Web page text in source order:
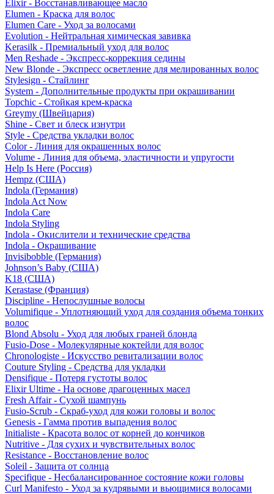
Elixir - Восстанавливающее масло
Elumen - Краска для волос
Elumen Care - Уход за волосами
Evolution - Нейтральная химическая завивка
Kerasilk - Премиальный уход для волос
Men Reshade - Экспресс-коррекция седины
New Blonde - Экспресс осветление для мелированных волос
Stylesign - Стайлинг
System - Дополнительные продукты при окрашивании
Topchic - Стойкая крем-краска
Greymy (Швейцария)
Shine - Свет и блеск изнутри
Style - Средства укладки волос
Color - Линия для окрашенных волос
Volume - Линия для объема, эластичности и упругости
Help Is Here (Россия)
Hempz (США)
Indola (Германия)
Indola Act Now
Indola Care
Indola Styling
Indola - Окислители и технические средства
Indola - Окрашивание
Invisibobble (Германия)
Johnson’s Baby (США)
K18 (США)
Kerastase (Франция)
Discipline - Непослушные волосы
Volumifique - Уплотняющий уход для создания объема тонких
волос
Blond Absolu - Уход для любых граней блонда
Fusio-Dose - Молекулярные коктейли для волос
Chronologiste - Искусство ревитализации волос
Couture Styling - Средства для укладки
Densifique - Потеря густоты волос
Elixir Ultime - На основе драгоценных масел
Fresh Affair - Сухой шампунь
Fusio-Scrub - Скраб-уход для кожи головы и волос
Genesis - Гамма против выпадения волос
Initialiste - Красота волос от корней до кончиков
Nutritive - Для сухих и чувствительных волос
Resistance - Восстановление волос
Soleil - Защита от солнца
Specifique - Несбалансированное состояние кожи головы
Curl Manifesto - Уход за кудрявыми и вьющимися волосами